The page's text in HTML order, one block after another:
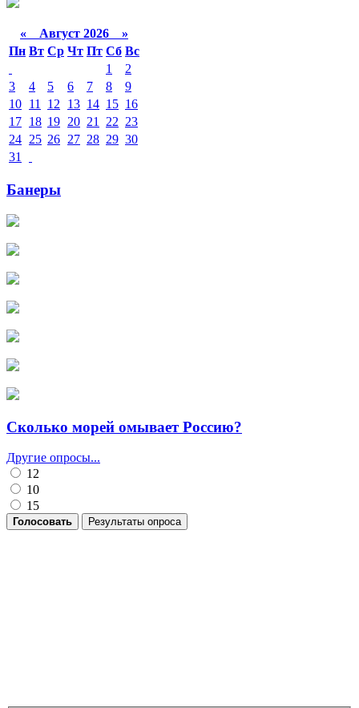
« Август 2026 »
Пн Вт Ср Чт Пт Сб Вс
1
2
3
4 5 6 7 8
9
10 11 12 13 14 15 16
17 18 19 20 21 22 23
24 25 26 27 28 29 30
31
Банеры
Сколько морей омывает Россию?
Другие опросы...
12
10
15
Голосовать Результаты опроса